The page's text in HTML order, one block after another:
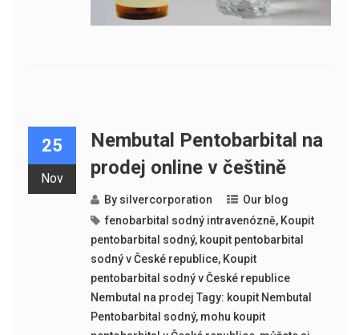
25
Nov
Nembutal Pentobarbital na
prodej online v češtině
By silvercorporation
Our blog
fenobarbital sodný intravenózně, Koupit
pentobarbital sodný, koupit pentobarbital
sodný v České republice, Koupit
pentobarbital sodný v České republice
Nembutal na prodej Tagy: koupit Nembutal
Pentobarbital sodný, mohu koupit